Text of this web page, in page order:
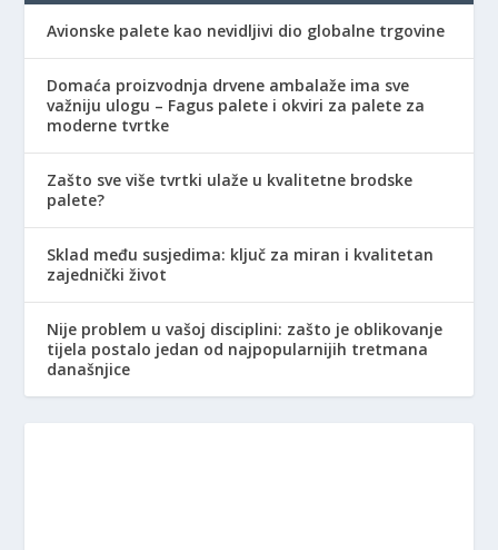
Avionske palete kao nevidljivi dio globalne trgovine
Domaća proizvodnja drvene ambalaže ima sve
važniju ulogu – Fagus palete i okviri za palete za
moderne tvrtke
Zašto sve više tvrtki ulaže u kvalitetne brodske
palete?
Sklad među susjedima: ključ za miran i kvalitetan
zajednički život
Nije problem u vašoj disciplini: zašto je oblikovanje
tijela postalo jedan od najpopularnijih tretmana
današnjice